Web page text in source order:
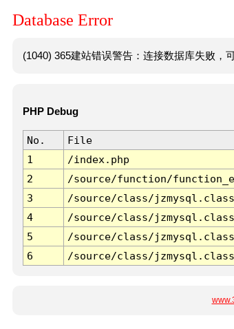
Database Error
(1040) 365建站错误警告：连接数据库失败，
PHP Debug
No. File
1
/index.php
2
/source/function/
3
/source/class/
4
/source/class/
5
/source/class/
6
/source/class/